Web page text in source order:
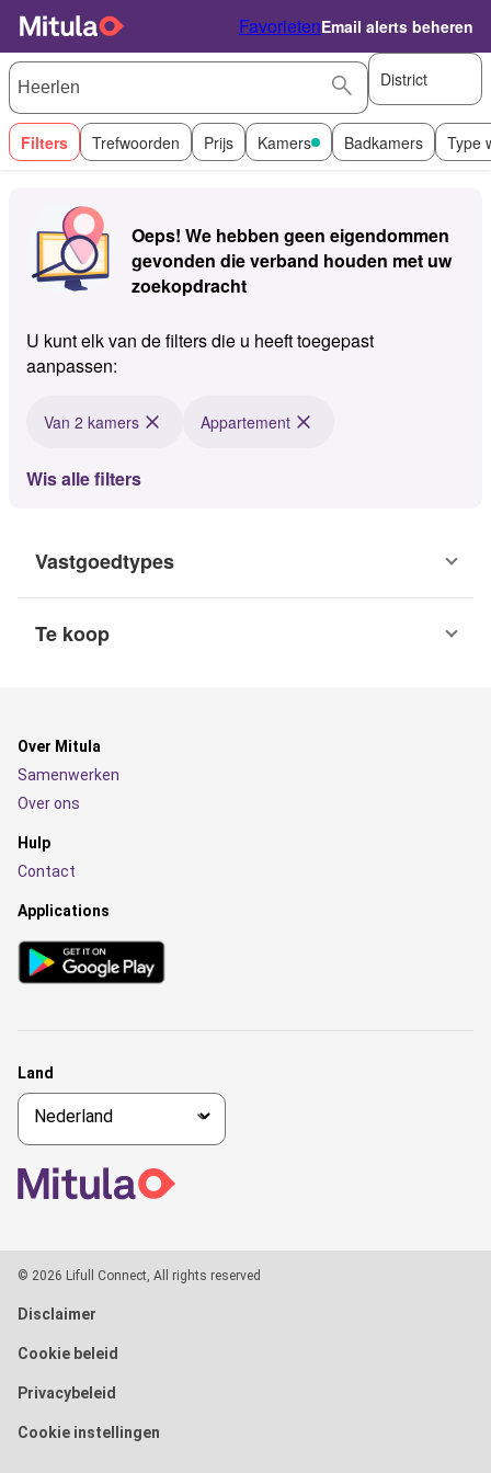
FavorietenEmail alerts beheren
District
Filters Trefwoorden Prijs Kamers Badkamers Type
Oeps! We hebben geen eigendommen
gevonden die verband houden met uw
zoekopdracht
U kunt elk van de filters die u heeft toegepast
aanpassen:
Van 2 kamers Appartement
Wis alle filters
Vastgoedtypes
Te koop
Over Mitula
Samenwerken
Over ons
Hulp
Contact
Applications
Land
© 2026 Lifull Connect, All rights reserved
Disclaimer
Cookie beleid
Privacybeleid
Cookie instellingen